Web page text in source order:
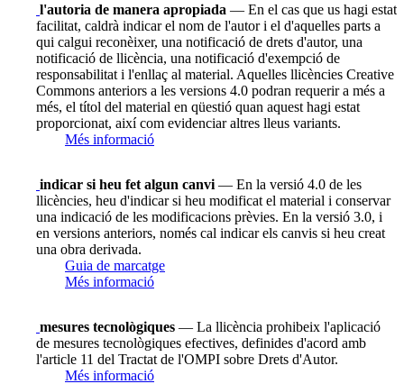
l'autoria de manera apropiada — En el cas que us hagi estat
facilitat, caldrà indicar el nom de l'autor i el d'aquelles parts a
qui calgui reconèixer, una notificació de drets d'autor, una
notificació de llicència, una notificació d'exempció de
responsabilitat i l'enllaç al material. Aquelles llicències Creative
Commons anteriors a les versions 4.0 podran requerir a més a
més, el títol del material en qüestió quan aquest hagi estat
proporcionat, així com evidenciar altres lleus variants.
Més informació
indicar si heu fet algun canvi — En la versió 4.0 de les
llicències, heu d'indicar si heu modificat el material i conservar
una indicació de les modificacions prèvies. En la versió 3.0, i
en versions anteriors, només cal indicar els canvis si heu creat
una obra derivada.
Guia de marcatge
Més informació
mesures tecnològiques — La llicència prohibeix l'aplicació
de mesures tecnològiques efectives, definides d'acord amb
l'article 11 del Tractat de l'OMPI sobre Drets d'Autor.
Més informació